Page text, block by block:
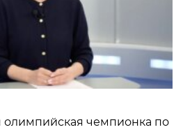
олимпийская чемпионка по